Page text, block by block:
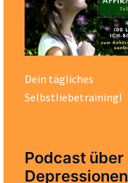
Dein tägliches
Selbstliebetraining!
Podcast über
Depressionen